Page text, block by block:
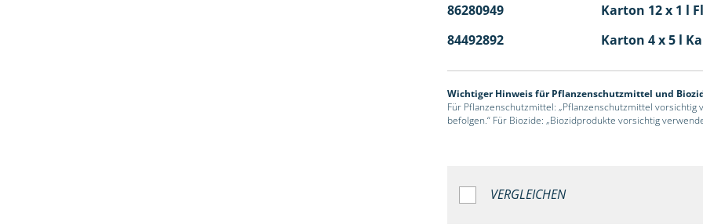
86280949
Karton 12 x 1 l
84492892
Karton 4 x 5 l
Wichtiger Hinweis für Pflanzenschutzmittel und
Für Pflanzenschutzmittel: „Pflanzenschutzmittel
befolgen.“ Für Biozide: „Biozidprodukte vorsichtig
VERGLEICHEN